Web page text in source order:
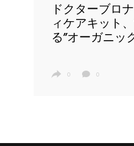
ドクターブロ
ィケアキット
る”オーガニッ
0 0